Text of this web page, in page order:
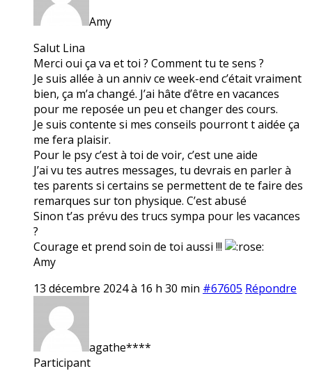
Amy
Salut Lina
Merci oui ça va et toi ? Comment tu te sens ?
Je suis allée à un anniv ce week-end c’était vraiment
bien, ça m’a changé. J’ai hâte d’être en vacances
pour me reposée un peu et changer des cours.
Je suis contente si mes conseils pourront t aidée ça
me fera plaisir.
Pour le psy c’est à toi de voir, c’est une aide
J’ai vu tes autres messages, tu devrais en parler à
tes parents si certains se permettent de te faire des
remarques sur ton physique. C’est abusé
Sinon t’as prévu des trucs sympa pour les vacances
?
Courage et prend soin de toi aussi !!!
Amy
13 décembre 2024 à 16 h 30 min #67605 Répondre
agathe****
Participant